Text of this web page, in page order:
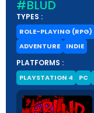
#BLUD
TYPES :
ROLE-PLAYING (RPG)
ADVENTURE
INDIE
PLATFORMS :
PLAYSTATION 4 PC